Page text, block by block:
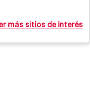
más sitios de interés